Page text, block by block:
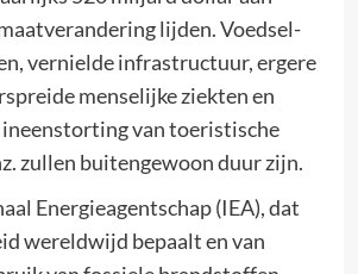
lijden. Voedsel-
vernielde infrastructuur, ergere
menselijke ziekten en
van toeristische
zullen buitengewoon duur zijn.
Energieagentschap (IEA), dat
wereldwijd bepaalt en van